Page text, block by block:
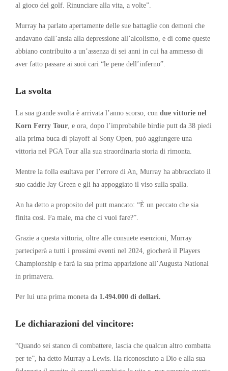
al gioco del golf. Rinunciare alla vita, a volte”.
Murray ha parlato apertamente delle sue battaglie con demoni che
andavano dall’ansia alla depressione all’alcolismo, e di come queste
abbiano contribuito a un’assenza di sei anni in cui ha ammesso di
aver fatto passare ai suoi cari “le pene dell’inferno”.
La svolta
La sua grande svolta è arrivata l’anno scorso, con due vittorie nel
Korn Ferry Tour , e ora, dopo l’improbabile birdie putt da 38 piedi
alla prima buca di playoff al Sony Open, può aggiungere una
vittoria nel PGA Tour alla sua straordinaria storia di rimonta.
Mentre la folla esultava per l’errore di An, Murray ha abbracciato il
suo caddie Jay Green e gli ha appoggiato il viso sulla spalla.
An ha detto a proposito del putt mancato: “È un peccato che sia
finita così. Fa male, ma che ci vuoi fare?”.
Grazie a questa vittoria, oltre alle consuete esenzioni, Murray
parteciperà a tutti i prossimi eventi nel 2024, giocherà il Players
Championship e farà la sua prima apparizione all’Augusta National
in primavera.
Per lui una prima moneta da 1.494.000 di dollari.
Le dichiarazioni del vincitore:
“Quando sei stanco di combattere, lascia che qualcun altro combatta
per te”, ha detto Murray a Lewis. Ha riconosciuto a Dio e alla sua